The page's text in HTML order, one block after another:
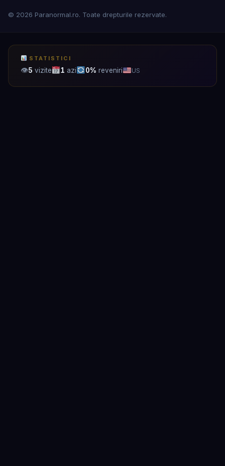
© 2026 Paranormal.ro. Toate drepturile rezervate.
STATISTICI
👁5 vizite 1 azi 0% reveniri US